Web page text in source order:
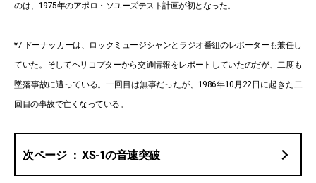
のは、1975年のアポロ・ソユーズテスト計画が初となった。
*7 ドーナッカーは、ロックミュージシャンとラジオ番組のレポーターも兼任し
ていた。そしてヘリコプターから交通情報をレポートしていたのだが、二度も
墜落事故に遭っている。一回目は無事だったが、1986年10月22日に起きた二
回目の事故で亡くなっている。
XS-1の音速突破